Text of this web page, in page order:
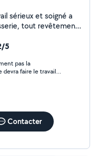
sérieux et soigné a
tout revêtement
, carrosserie
5
pas la
faire le travail
Contacter